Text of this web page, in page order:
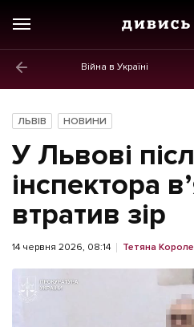
Війна в Україні
Новини
Політика
Економіка
Бізнес
Життя
Культура
Афіша
ЛЬВІВ НОВИНИ
У Львові
інспектора
втратив зір
14 червня 2026, 08:14 Тетяна